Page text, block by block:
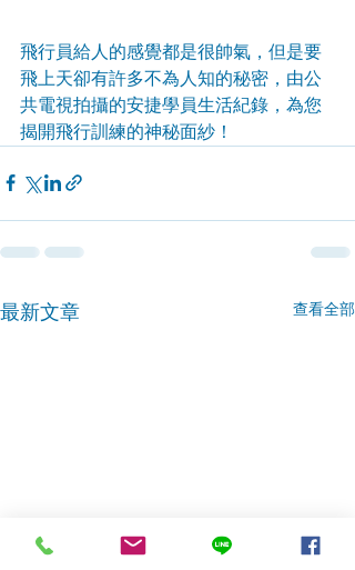
飛行員給人的感覺都是很帥氣，但是要
飛上天卻有許多不為人知的秘密，由公
共電視拍攝的安捷學員生活紀錄，為您
揭開飛行訓練的神秘面紗！
最新文章 查看全部